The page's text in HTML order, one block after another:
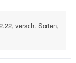
versch. Sorten,